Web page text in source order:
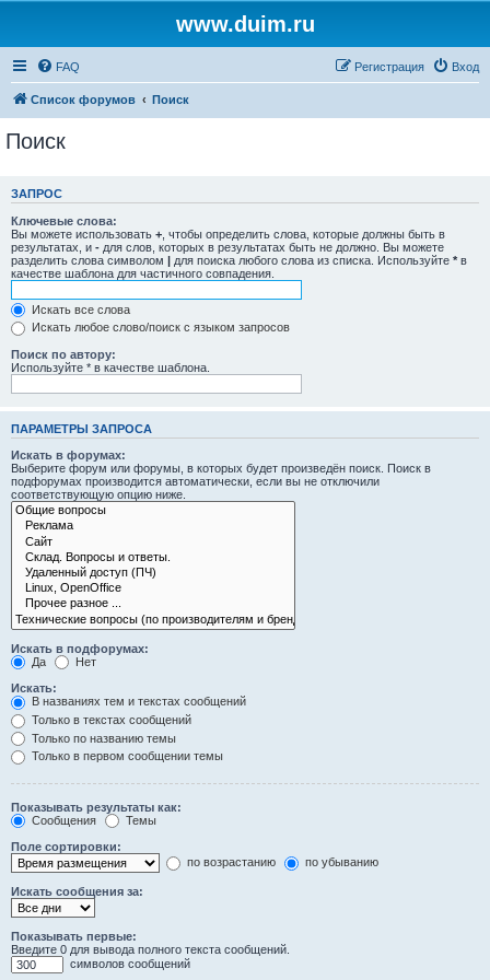
www.duim.ru
FAQ Вход
Регистрация
Список форумов Поиск
Поиск
ЗАПРОС
Ключевые слова:
Вы можете использовать + , чтобы определить слова, которые должны быть в
результатах, и - для слов, которых в результатах быть не должно. Вы можете
разделить слова символом | для поиска любого слова из списка. Используйте * в
качестве шаблона для частичного совпадения.
Искать все слова
Искать любое слово/поиск с языком запросов
Поиск по автору:
Используйте * в качестве шаблона.
ПАРАМЕТРЫ ЗАПРОСА
Искать в форумах:
Выберите форум или форумы, в которых будет произведён поиск. Поиск в
подфорумах производится автоматически, если вы не отключили
соответствующую опцию ниже.
Искать в подфорумах:
Да
Нет
Искать:
В названиях тем и текстах сообщений
Только в текстах сообщений
Только по названию темы
Только в первом сообщении темы
Показывать результаты как:
Сообщения
Темы
Поле сортировки:
по возрастанию
по убыванию
Искать сообщения за:
Показывать первые:
Введите 0 для вывода полного текста сообщений.
символов сообщений